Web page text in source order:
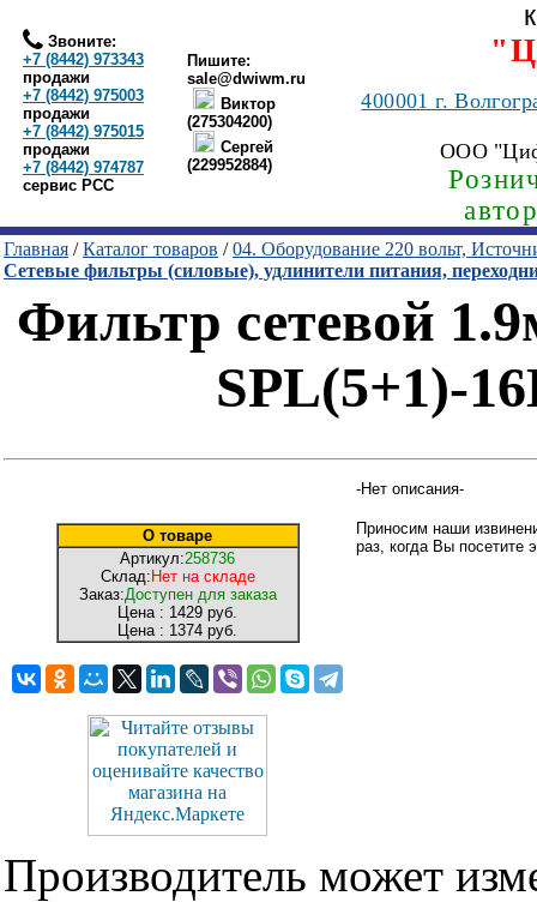
Звоните:
+7 (8442) 973343
продажи
+7 (8442) 975003
продажи
+7 (8442) 975015
продажи
+7 (8442) 974787
сервис РСС
Пишите:
sale@dwiwm.ru
Виктор
(275304200)
Сергей
(229952884)
400001г.
ООО
Главная /Каталог товаров /04. Оборудование 220 вольт,
Сетевые фильтры (силовые), удлинители питания,
Фильтр сетевой
SPL(5+1)-
О товаре
Артикул:258736
Склад: Нет на складе
Заказ:Доступен для заказа
Цена : 1429 руб.
Цена : 1374 руб.
-Нет описания-
Приносим наши
раз, когда Вы посетите
Производитель может